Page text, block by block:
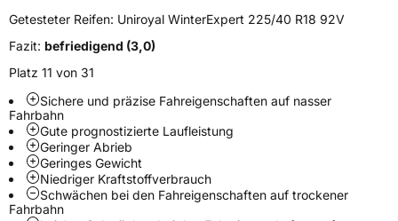
ZustandNeureifen
FelgenschutzFR
EU Label
Effizienz
Getesteter Reifen: Uniroyal WinterExpert 225/40 R18 92V
Fazit: befriedigend (3,0)
Platz 11 von 31
Sichere und präzise Fahreigenschaften auf nasser
Fahrbahn
Gute prognostizierte Laufleistung
Geringer Abrieb
Geringes Gewicht
Niedriger Kraftstoffverbrauch
Schwächen bei den Fahreigenschaften auf trockener
Fahrbahn